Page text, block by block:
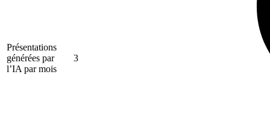
Présentations
générées par
l’IA par mois
3